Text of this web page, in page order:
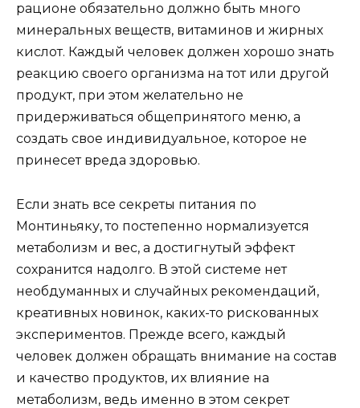
рационе обязательно должно быть много
минеральных веществ, витаминов и жирных
кислот. Каждый человек должен хорошо знать
реакцию своего организма на тот или другой
продукт, при этом желательно не
придерживаться общепринятого меню, а
создать свое индивидуальное, которое не
принесет вреда здоровью.
Если знать все секреты питания по
Монтиньяку, то постепенно нормализуется
метаболизм и вес, а достигнутый эффект
сохранится надолго. В этой системе нет
необдуманных и случайных рекомендаций,
креативных новинок, каких-то рискованных
экспериментов. Прежде всего, каждый
человек должен обращать внимание на состав
и качество продуктов, их влияние на
метаболизм, ведь именно в этом секрет